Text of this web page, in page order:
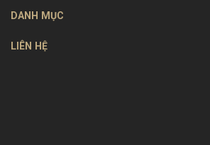
DANH MỤC
LIÊN HỆ